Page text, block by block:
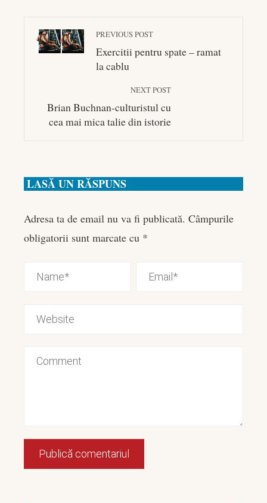
PREVIOUS POST
Exercitii pentru spate – ramat
la cablu
NEXT POST
Brian Buchnan-culturistul cu
cea mai mica talie din istorie
LASĂ UN RĂSPUNS
Adresa ta de email nu va fi publicată. Câmpurile
obligatorii sunt marcate cu *